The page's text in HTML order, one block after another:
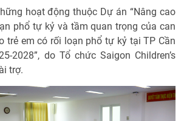
hoạt động thuộc Dự án “Nâng cao
phổ tự kỷ và tầm quan trọng của can
trẻ em có rối loạn phổ tự kỷ tại TP Cần
2028”, do Tổ chức Saigon Children’s
trợ.